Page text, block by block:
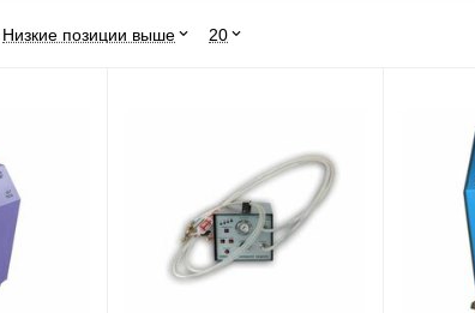
Низкие позиции выше 20